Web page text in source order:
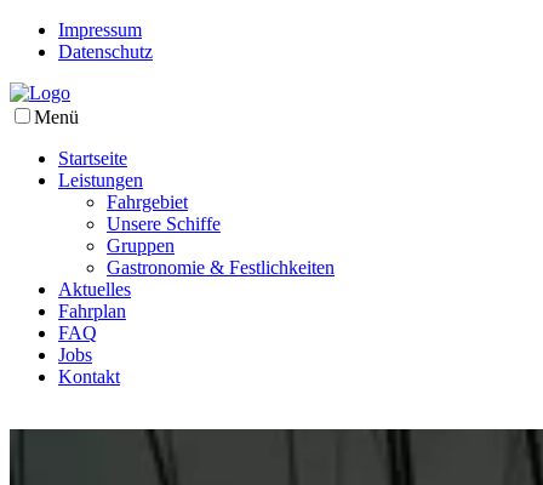
Impressum
Datenschutz
Menü
Startseite
Leistungen
Fahrgebiet
Unsere Schiffe
Gruppen
Gastronomie & Festlichkeiten
Aktuelles
Fahrplan
FAQ
Jobs
Kontakt